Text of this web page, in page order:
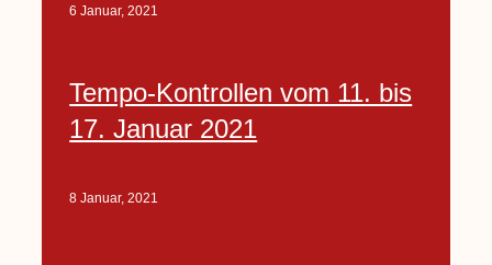
6 Januar, 2021
Tempo-Kontrollen vom 11. bis
17. Januar 2021
8 Januar, 2021